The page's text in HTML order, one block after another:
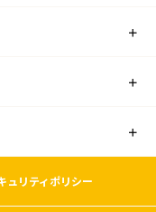
ュリティポリシー